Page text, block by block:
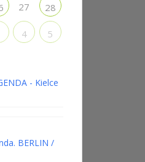
27 28
4 5
- Kielce
BERLIN /